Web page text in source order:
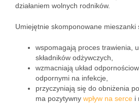
działaniem wolnych rodników.
Umiejętnie skomponowane mieszanki
wspomagają proces trawienia,
składników odżywczych,
wzmacniają układ
odpornymi na infekcje,
przyczyniają się do obniżenia
ma pozytywny wpływ na serce i